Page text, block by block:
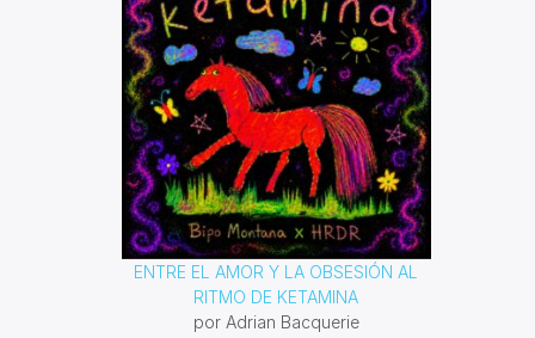
este espacio queremos reivindicar
todas las composiciones que esta
comunidad ha dejado para la
posteridad.
ENTRE EL AMOR Y LA OBSESIÓN AL
RITMO DE KETAMINA
por Adrian Bacquerie